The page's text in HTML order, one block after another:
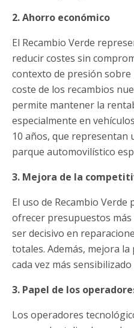
2. Ahorro económico
El Recambio Verde
reducir costes sin
contexto de presión
coste de los recambios
permite mantener la
especialmente en
10 años, que representan
parque automovilístico
3. Mejora de la
El uso de Recambio
ofrecer presupuestos
ser decisivo en
totales. Además, mejora
cada vez más
3. Papel de los
Los operadores